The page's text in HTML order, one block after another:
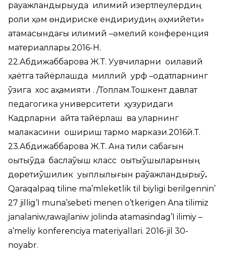
рауажландырыуда илимий изертлеулердиң
роли ҳәм өндириске ендириудиң әҳмийети»
атамасындағы илимий –әмелий конференция
материаллары.2016-Н.
22.Абдижаббарова Ж.Т. Уқувчиларни оилавий
ҳаётга тайёрлашда миллий урф –одатларнинг
ўзига хос аҳамияти . /Топлам.Тошкент давлат
педагогика университети ҳузуридаги
Кадрларни қайта тайёрлаш ва уларнинг
малакасини ошириш тармоқ маркази.2016й.Т.
23.Абдижаббарова Ж.Т. Ана тили сабағын
оқытыўда баслаўыш класс оқытыўшыларының
дөретиўшилик уқыплылығын раўажландырыў.
Qaraqalpaq tiline ma’mleketlik til biyligi berilgennin’
27 jillig’I muna’sebeti menen o’tkerigen Ana tilimiz
janalaniw,rawajlaniw jolinda atamasindag’I ilimiy –
a’meliy konferenciya materiyallari. 2016-jil 30-
noyabr.